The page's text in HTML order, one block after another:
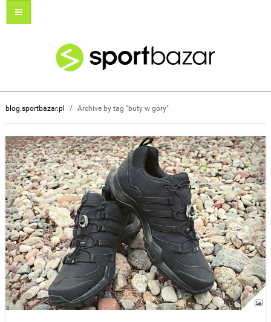
blog.sportbazar.pl / Archive by tag "buty w góry"